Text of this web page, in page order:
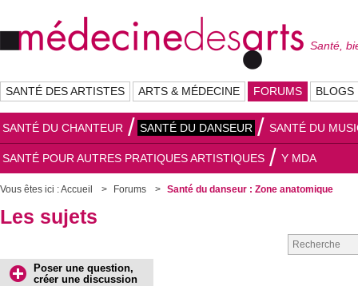
Santé,
SANTÉ DES ARTISTES ARTS & MÉDECINE FORUMS BLOGS
SANTÉ DU CHANTEUR SANTÉ DU DANSEUR SANTÉ DU
SANTÉ POUR AUTRES PRATIQUES ARTISTIQUES Y MDA
Vous êtes ici :Accueil Forums Santé du danseur : Zone anatomique
Les sujets
Poser une question,
créer une discussion